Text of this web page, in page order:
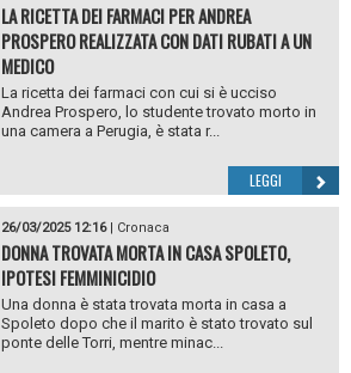
LA RICETTA DEI FARMACI PER ANDREA
PROSPERO REALIZZATA CON DATI RUBATI A UN
MEDICO
La ricetta dei farmaci con cui si è ucciso
Andrea Prospero, lo studente trovato morto in
una camera a Perugia, è stata r...
LEGGI
26/03/2025 12:16| Cronaca
DONNA TROVATA MORTA IN CASA SPOLETO,
IPOTESI FEMMINICIDIO
Una donna è stata trovata morta in casa a
Spoleto dopo che il marito è stato trovato sul
ponte delle Torri, mentre minac...